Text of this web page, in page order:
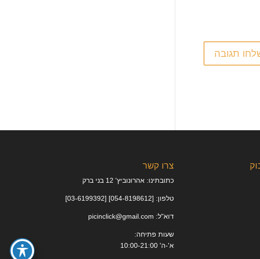
צרו קשר
כתובתינו: אהרונוביץ' 12 בני ברק
טלפון: [054-8198612] [03-6199392]
דוא"ל: picinclick@gmail.com
שעות פתיחה:
א'-ה' 10:00-21:00